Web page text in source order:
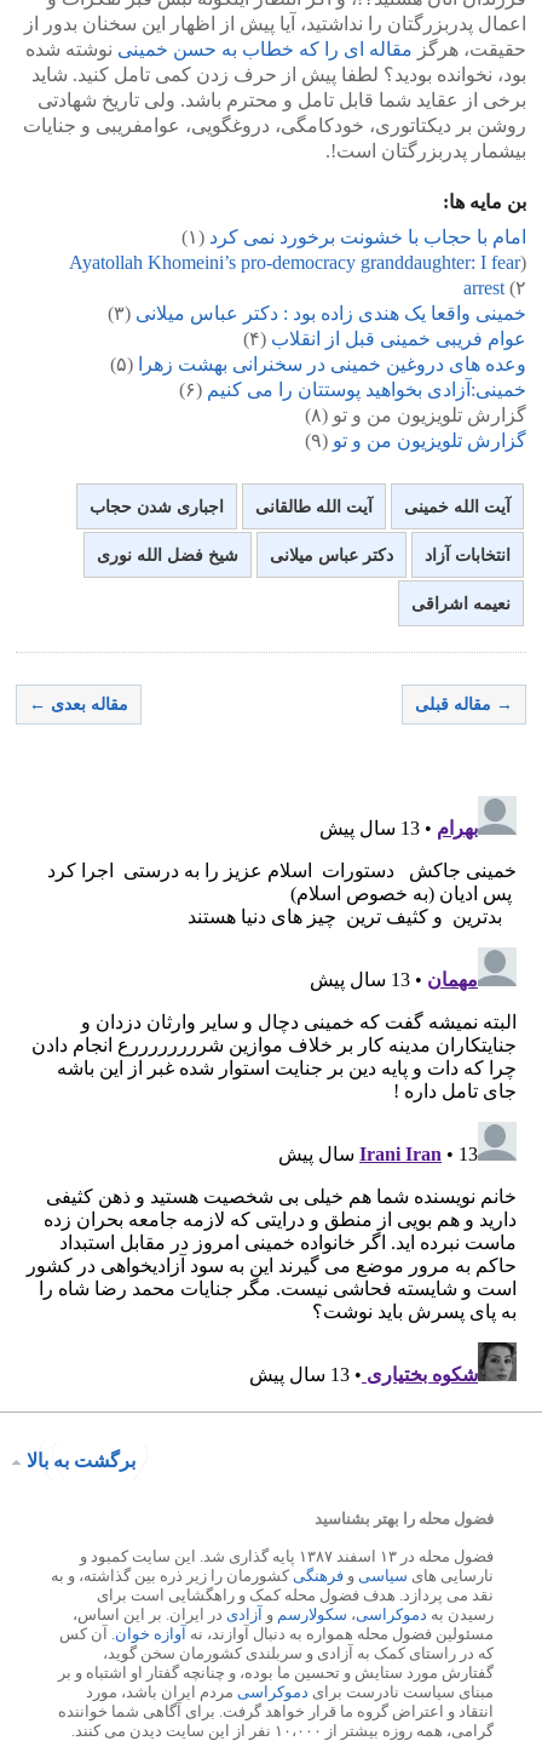
اعمال پدربزرگتان را نداشتید، آیا پیش از اظهار این سخنان بدور از
حقیقت، هرگز مقاله ای را که خطاب به حسن خمینی نوشته شده
بود، نخوانده بودید؟ لطفا پیش از حرف زدن کمی تامل کنید. شاید
برخی از عقاید شما قابل تامل و محترم باشد. ولی تاریخ شهادتی
روشن بر دیکتاتوری، خودکامگی، دروغگویی، عوامفریبی و جنایات
بیشمار پدربزرگتان است!.
بن مایه ها:
امام با حجاب با خشونت برخورد نمی کرد (۱)
(
Ayatollah Khomeini’s pro-democracy granddaughter: I fear
arrest (۲
خمینی واقعا یک هندی زاده بود : دکتر عباس میلانی (۳)
عوام فریبی خمینی قبل از انقلاب (۴)
وعده های دروغین خمینی در سخنرانی بهشت زهرا
(۵)
خمینی:آزادی بخواهید پوستتان را می کنیم (۶)
گزارش تلویزیون من و تو (۸)
گزارش تلویزیون من و تو (۹)
آیت الله خمینی آیت الله طالقانی اجباری شدن حجاب
انتخابات آزاد دکتر عباس میلانی شیخ فضل الله نوری
نعیمه اشراقی
→ مقاله قبلی مقاله بعدی ←
برگشت به بالا
فضول محله را بهتر بشناسید
فضول محله در ۱۳ اسفند ۱۳۸۷ پایه گذاری شد. این سایت کمبود و
نارسایی های سیاسی و فرهنگی کشورمان را زیر ذره بین گذاشته، و به
نقد می پردازد. هدف فضول محله کمک و راهگشایی است برای
رسیدن به دموکراسی، سکولارسم و آزادی در ایران. بر این اساس،
مسئولین فضول محله همواره به دنبال آوازند، نه آوازه خوان . آن کس
که در راستای کمک به آزادی و سربلندی کشورمان سخن گوید،
گفتارش مورد ستایش و تحسین ما بوده، و چنانچه گفتار او اشتباه و بر
مبنای سیاست نادرست برای دموکراسی مردم ایران باشد، مورد
انتقاد و اعتراض گروه ما قرار خواهد گرفت. برای آگاهی شما خواننده
گرامی، همه روزه بیشتر از ۱۰،۰۰۰ نفر از این سایت دیدن می کنند.